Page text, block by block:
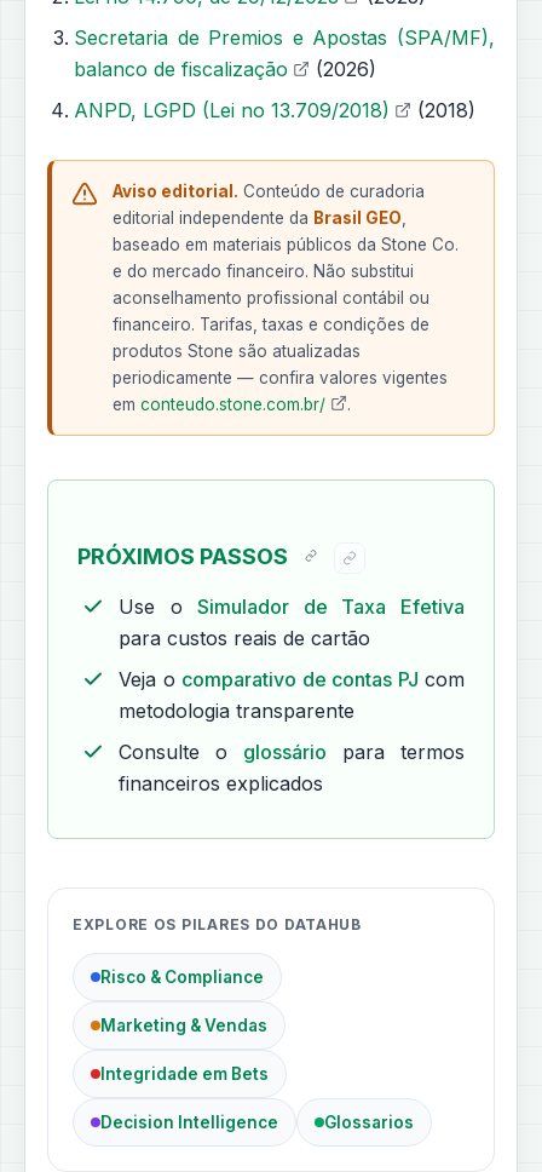
Secretaria de Premios e Apostas (SPA/MF),
balanco de fiscalização
(2026)
ANPD, LGPD (Lei no 13.709/2018)
(2018)
Aviso editorial. Conteúdo de curadoria
editorial independente da Brasil GEO
baseado em materiais públicos da Stone Co.
e do mercado financeiro. Não substitui
aconselhamento profissional contábil ou
financeiro. Tarifas, taxas e condições de
produtos Stone são atualizadas
periodicamente — confira valores vigentes
em conteudo.stone.com.br/ .
PRÓXIMOS PASSOS
Use oSimulador de Taxa Efetiva
para custos reais de cartão
Veja o comparativo de contas PJ com
metodologia transparente
Consulte o glossário para termos
financeiros explicados
EXPLORE OS PILARES DO DATAHUB
Risco & Compliance
Marketing & Vendas
Integridade em Bets
Decision Intelligence Glossarios